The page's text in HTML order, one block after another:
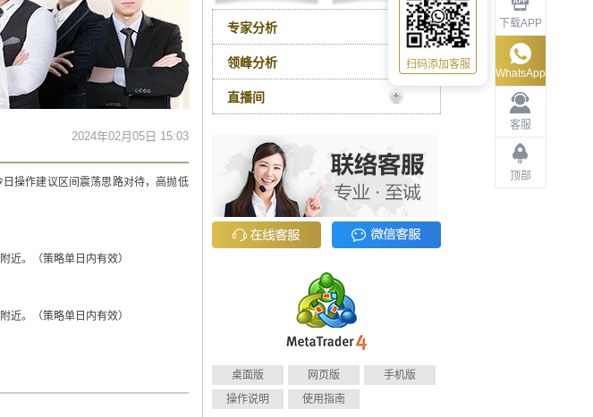
下载APP
客服
顶部
WhatsApp
扫码添加客服
2024年02月05日 15:03
操作建议区间震荡思路对待，高抛低
。（策略单日内有效）
。（策略单日内有效）
专家分析
领峰分析
直播间
桌面版 网页版
手机版
操作说明
使用指南